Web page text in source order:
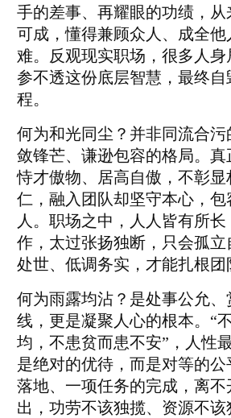
手的差事、再耀眼的功绩，从
可成，懂得兼顾众人、成全
难。反观现实职场，很多人
参不透这份底层智慧，最终
程。
何为和光同尘 ？并非同流合
敛锋芒、谦逊包容的格局。
恃才傲物、居高自傲，不彰显
仁，融入团队却坚守本心，
人。职场之中，人人皆有所
作，太过张扬独断，只会孤
处世、低调务实，才能扎根团
何为雨露均沾？是处事公允
线，更是凝聚人心的根本。“
均，不患贫而患不安”，人性
是绝对的优待，而是对等的
落地、一项任务的完成，离
出，功劳不该独揽、资源不